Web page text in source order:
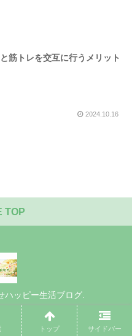
筋トレを交互に行うメリット
2024.10.16
TOP
ッピー生活ブログ.
トップ サイドバー